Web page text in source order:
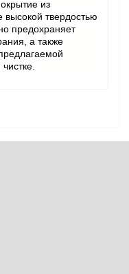
из
твердостью
предохраняет
а также